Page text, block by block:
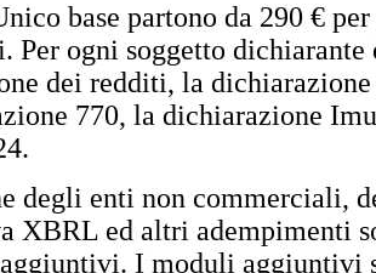
base partono da 290 €
Per ogni soggetto dichiarante
dei redditi, la
770, la dichiarazione
degli enti non commerciali,
XBRL ed altri adempimenti
I moduli aggiuntivi